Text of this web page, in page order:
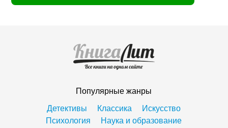
Популярные жанры
Детективы
Классика
Искусство
Психология
Наука и образование